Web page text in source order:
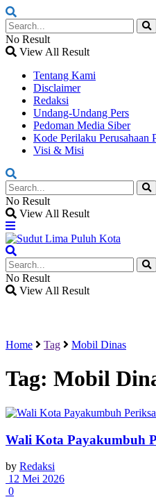
No Result
View All Result
Tentang Kami
Disclaimer
Redaksi
Undang-Undang Pers
Pedoman Media Siber
Kode Perilaku Perusahaan
Visi & Misi
No Result
View All Result
No Result
View All Result
Home Tag Mobil Dinas
Tag: Mobil
Wali Kota Payakumbuh
by Redaksi
12 Mei 2026
0